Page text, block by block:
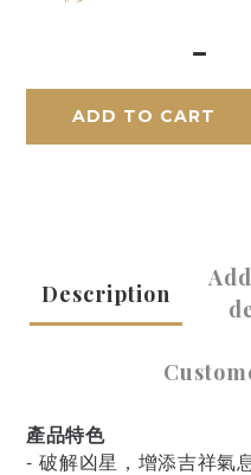
ADD TO CART
Description
產品特色
- 破解凶星，增添吉祥氣